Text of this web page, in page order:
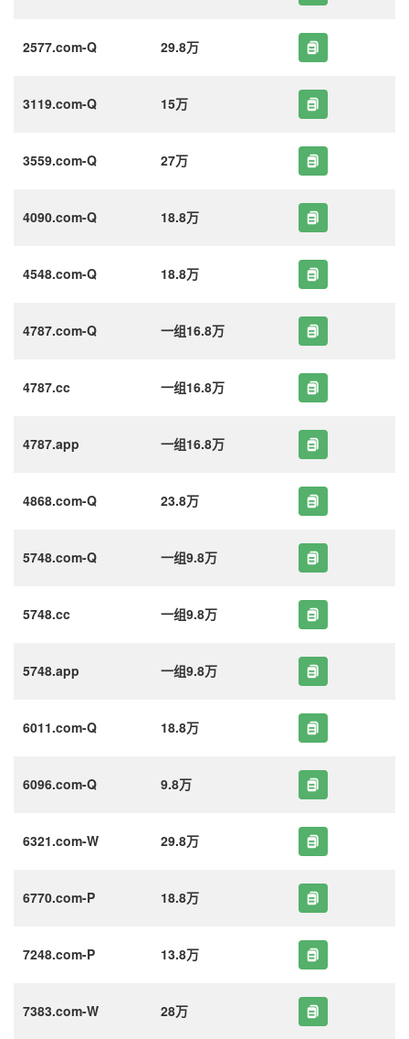
2577.com-Q 29.8万
3119.com-Q 15万
3559.com-Q 27万
4090.com-Q 18.8万
4548.com-Q 18.8万
4787.com-Q 一组16.8万
4787.cc 一组16.8万
4787.app 一组16.8万
4868.com-Q 23.8万
5748.com-Q 一组9.8万
5748.cc 一组9.8万
5748.app 一组9.8万
6011.com-Q 18.8万
6096.com-Q 9.8万
6321.com-W 29.8万
6770.com-P 18.8万
7248.com-P 13.8万
7383.com-W 28万